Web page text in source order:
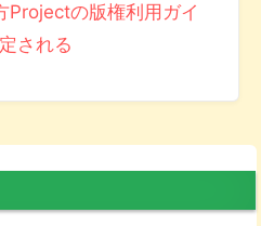
Projectの版権利用ガイ
される